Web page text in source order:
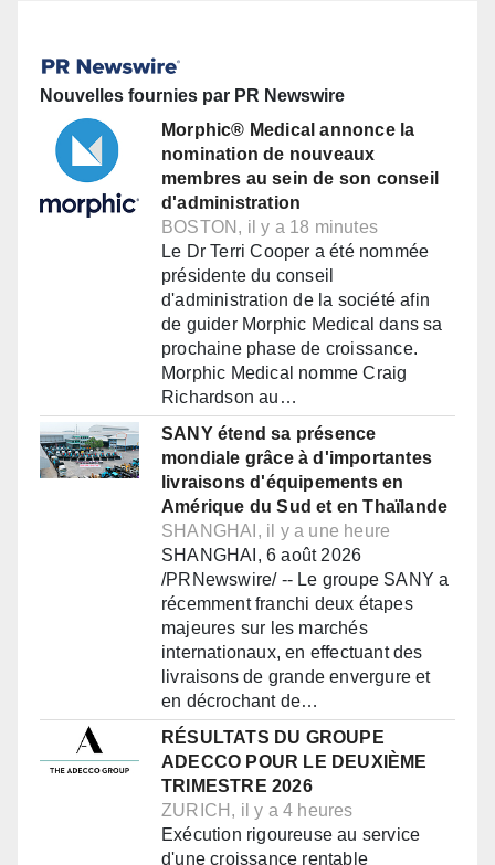
Nouvelles fournies par PR Newswire
Morphic® Medical annonce la
nomination de nouveaux
membres au sein de son conseil
d'administration
BOSTON, il y a 18 minutes
Le Dr Terri Cooper a été nommée
présidente du conseil
d'administration de la société afin
de guider Morphic Medical dans sa
prochaine phase de croissance.
Morphic Medical nomme Craig
Richardson au…
SANY étend sa présence
mondiale grâce à d'importantes
livraisons d'équipements en
Amérique du Sud et en Thaïlande
SHANGHAI, il y a une heure
SHANGHAI, 6 août 2026
/PRNewswire/ -- Le groupe SANY a
récemment franchi deux étapes
majeures sur les marchés
internationaux, en effectuant des
livraisons de grande envergure et
en décrochant de…
RÉSULTATS DU GROUPE
ADECCO POUR LE DEUXIÈME
TRIMESTRE 2026
ZURICH, il y a 4 heures
Exécution rigoureuse au service
d'une croissance rentable